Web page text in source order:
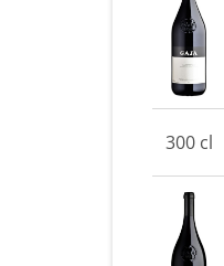
300 cl